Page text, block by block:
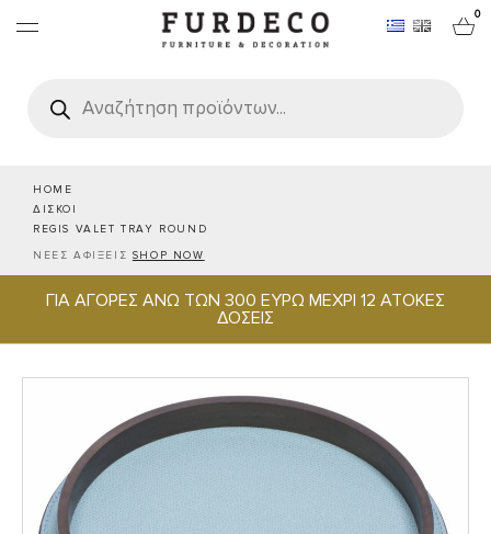
0
search
HOME
ΔΙΣΚΟΙ
REGIS VALET TRAY ROUND
ΝΕΕΣ ΑΦΙΞΕΙΣ SHOP NOW
ΓΙΑ ΑΓΟΡΕΣ ΑΝΩ ΤΩΝ 300 ΕΥΡΩ ΜΕΧΡΙ 12 ΑΤΟΚΕΣ
ΔΟΣΕΙΣ
ΕΠΙΠΛΑ
ΧΑΛΙΑ
ΕΙΔΗ ΣΕΡΒΙΡΙΣΜΑΤΟΣ & ΦΙΛΟΞΕΝΙΑΣ
PROJECTS